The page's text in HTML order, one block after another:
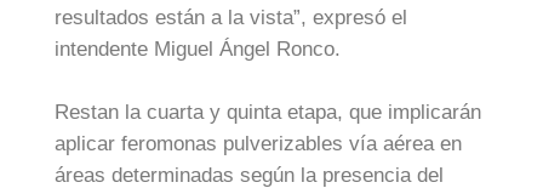
resultados están a la vista”, expresó el
intendente Miguel Ángel Ronco.
Restan la cuarta y quinta etapa, que implicarán
aplicar feromonas pulverizables vía aérea en
áreas determinadas según la presencia del